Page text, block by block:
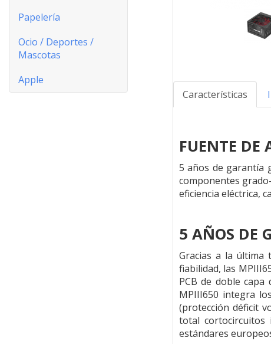
Papelería
Ocio / Deportes /
Mascotas
Apple
Características
FUENTE
5 años de garantía
componentes
eficiencia eléctrica,
5 AÑOS DE
Gracias a la última
fiabilidad, las
PCB de doble
MPIII650 integra
(protección déficit
total cortocircuitos
estándares